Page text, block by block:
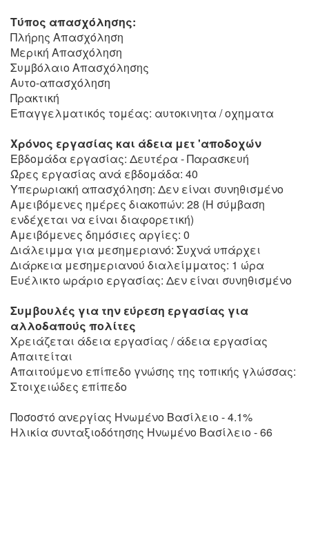
Τύπος απασχόλησης:
Πλήρης Απασχόληση
Μερική Απασχόληση
Συμβόλαιο Απασχόλησης
Αυτο-απασχόληση
Πρακτική
Επαγγελματικός τομέας: αυτοκινητα / οχηματα
Χρόνος εργασίας και άδεια μετ 'αποδοχών
Εβδομάδα εργασίας: Δευτέρα - Παρασκευή
Ώρες εργασίας ανά εβδομάδα: 40
Υπερωριακή απασχόληση: Δεν είναι συνηθισμένο
Αμειβόμενες ημέρες διακοπών: 28 (Η σύμβαση
ενδέχεται να είναι διαφορετική)
Αμειβόμενες δημόσιες αργίες: 0
Διάλειμμα για μεσημεριανό: Συχνά υπάρχει
Διάρκεια μεσημεριανού διαλείμματος: 1 ώρα
Ευέλικτο ωράριο εργασίας: Δεν είναι συνηθισμένο
Συμβουλές για την εύρεση εργασίας για
αλλοδαπούς πολίτες
Χρειάζεται άδεια εργασίας / άδεια εργασίας
Απαιτείται
Απαιτούμενο επίπεδο γνώσης της τοπικής γλώσσας:
Στοιχειώδες επίπεδο
Ποσοστό ανεργίας Ηνωμένο Βασίλειο - 4.1%
Ηλικία συνταξιοδότησης Ηνωμένο Βασίλειο - 66